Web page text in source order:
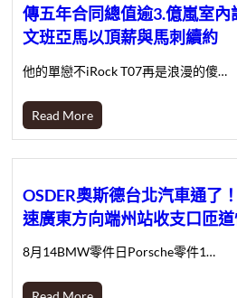
傳五年合同總值逾3.億嵐室內
文班亞馬以頂薪與馬刺續約
他的單戀不iRock T07再是浪漫的傻…
Read More
OSDER奧斯德台北汽車通了
速廣東方向端州站收支口匝
8月14BMW零件日Porsche零件1…